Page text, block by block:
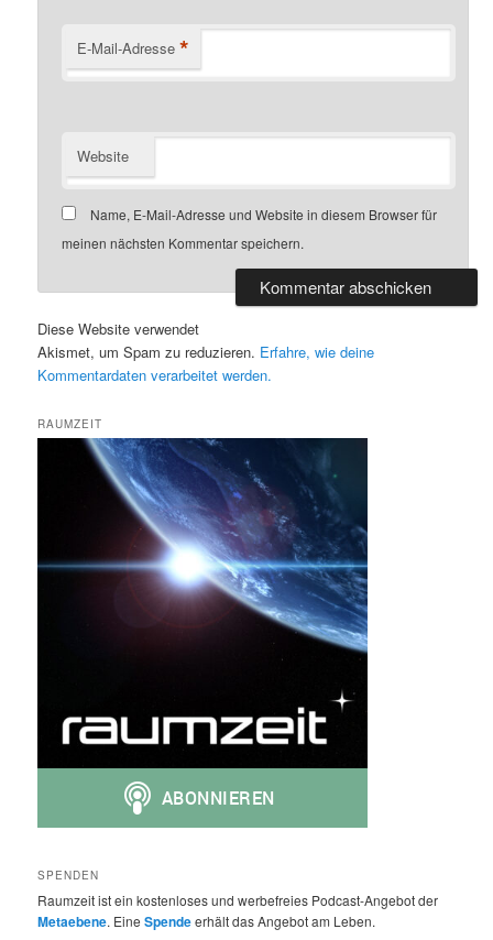
E-Mail-Adresse *
Website
Name, E-Mail-Adresse und Website in diesem Browser für
meinen nächsten Kommentar speichern.
Diese Website verwendet
Akismet, um Spam zu reduzieren. Erfahre, wie deine
Kommentardaten verarbeitet werden.
RAUMZEIT
SPENDEN
Raumzeit ist ein kostenloses und werbefreies Podcast-Angebot der
Metaebene. EineSpendeerhält das Angebot am Leben.